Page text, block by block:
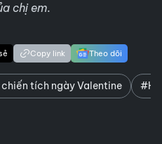
chị em.
Copy link Theo dõi
tích ngày Valentine